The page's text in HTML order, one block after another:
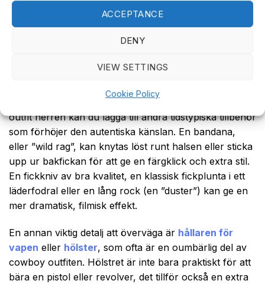
ACCEPTANCE
DENY
VIEW SETTINGS
Cookie Policy
westernslips) är populära val. Handskar i slitstarkt
läder är både praktiska och snygga, särskilt när det är
kallt. De ger en extra touch av robust elegans, precis
För att verkligen sätta pricken över i:et på din western
outfit herren kan du lägga till andra tidstypiska tillbehör
som förhöjer den autentiska känslan. En bandana,
eller ”wild rag”, kan knytas löst runt halsen eller sticka
upp ur bakfickan för att ge en färgklick och extra stil.
En fickkniv av bra kvalitet, en klassisk fickplunta i ett
läderfodral eller en lång rock (en ”duster”) kan ge en
mer dramatisk, filmisk effekt.
En annan viktig detalj att överväga är hållaren för
vapen eller hölster, som ofta är en oumbärlig del av
cowboy outfiten. Hölstret är inte bara praktiskt för att
bära en pistol eller revolver, det tillför också en extra